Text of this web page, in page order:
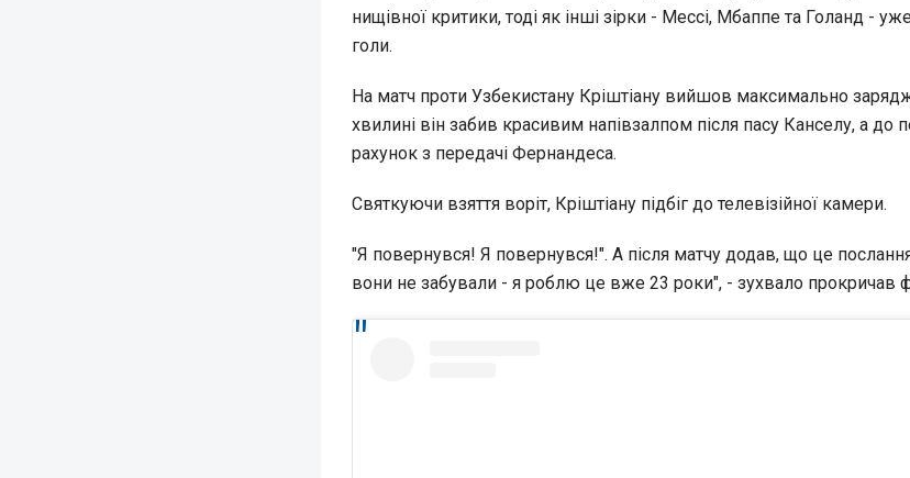
нищівної критики, тоді як інші зірки - Мессі, Мбаппе та Голанд -
голи.
На матч проти Узбекистану Кріштіану вийшов максимально
хвилині він забив красивим напівзалпом після пасу Канселу, а до
рахунок з передачі Фернандеса.
Святкуючи взяття воріт, Кріштіану підбіг до телевізійної камери.
"Я повернувся! Я повернувся!". А після матчу додав, що це
вони не забували - я роблю це вже 23 роки", - зухвало прокричав